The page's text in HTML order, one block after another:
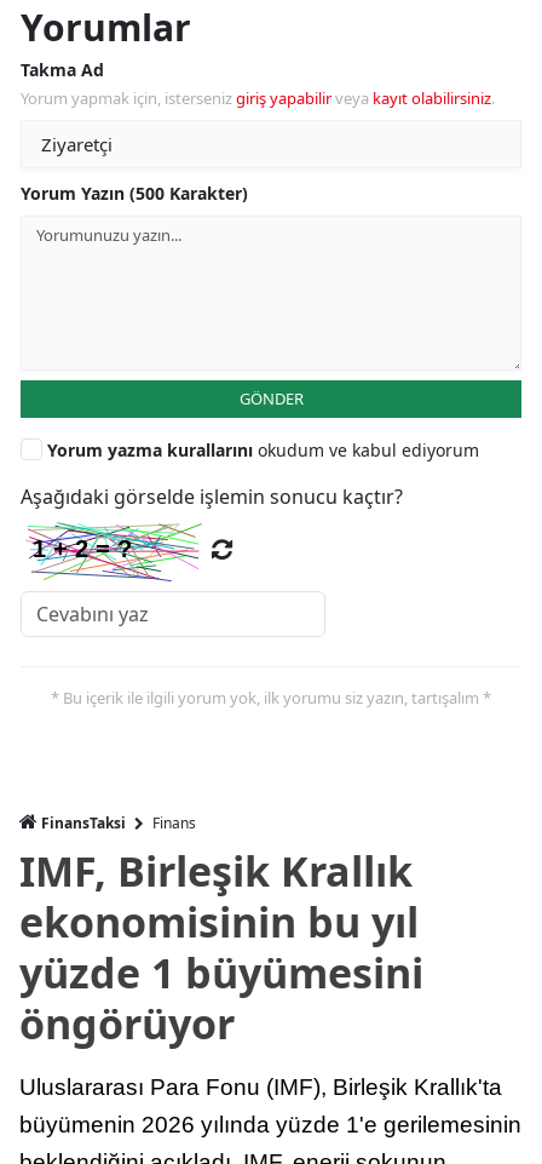
Yorumlar
Takma Ad
Yorum yapmak için, istersenizgiriş yapabilirveya kayıt olabilirsiniz.
Yorum Yazın (500 Karakter)
GÖNDER
Yorum yazma kurallarını okudum ve kabul ediyorum
Aşağıdaki görselde işlemin sonucu kaçtır?
* Bu içerik ile ilgili yorum yok, ilk yorumu siz yazın, tartışalım *
FinansTaksi Finans
IMF, Birleşik Krallık
ekonomisinin bu yıl
yüzde 1 büyümesini
öngörüyor
Uluslararası Para Fonu (IMF), Birleşik Krallık'ta
büyümenin 2026 yılında yüzde 1'e gerilemesinin